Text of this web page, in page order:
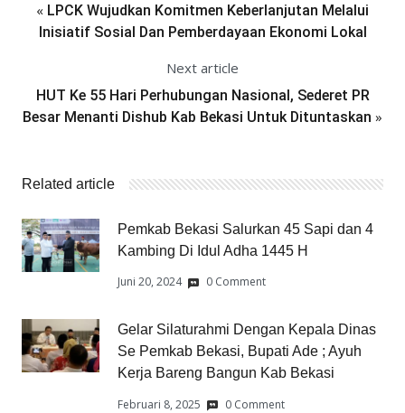
« LPCK Wujudkan Komitmen Keberlanjutan Melalui
Inisiatif Sosial Dan Pemberdayaan Ekonomi Lokal
Next article
HUT Ke 55 Hari Perhubungan Nasional, Sederet PR
Besar Menanti Dishub Kab Bekasi Untuk Dituntaskan »
Related article
Pemkab Bekasi Salurkan 45 Sapi dan 4
Kambing Di Idul Adha 1445 H
Juni 20, 2024 0 Comment
Gelar Silaturahmi Dengan Kepala Dinas
Se Pemkab Bekasi, Bupati Ade ; Ayuh
Kerja Bareng Bangun Kab Bekasi
Februari 8, 2025 0 Comment